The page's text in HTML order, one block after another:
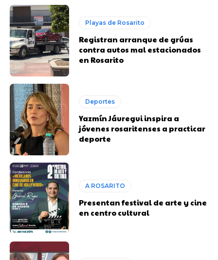
Playas de Rosarito
Registran arranque de grúas
contra autos mal estacionados
en Rosarito
Deportes
Yazmín Jáuregui inspira a
jóvenes rosaritenses a practicar
deporte
A ROSARITO
Presentan festival de arte y cine
en centro cultural